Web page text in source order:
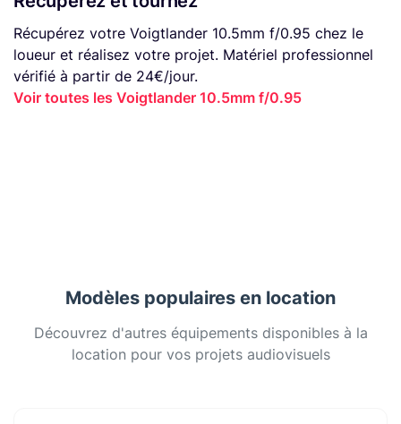
Récupérez votre Voigtlander 10.5mm f/0.95 chez le
loueur et réalisez votre projet. Matériel professionnel
vérifié à partir de 24€/jour.
Voir toutes les Voigtlander 10.5mm f/0.95
Modèles populaires en location
Découvrez d'autres équipements disponibles à la
location pour vos projets audiovisuels